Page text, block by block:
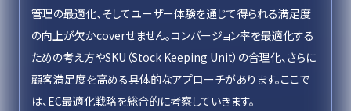
管理の最適化、そしてユーザー体験を通じて得られる満足度
の向上が欠かcoverせません。コンバージョン率を最適化する
ための考え方やSKU（Stock Keeping Unit）の合理化、さらに
顧客満足度を高める具体的なアプローチがあります。ここで
は、EC最適化戦略を総合的に考察していきます。